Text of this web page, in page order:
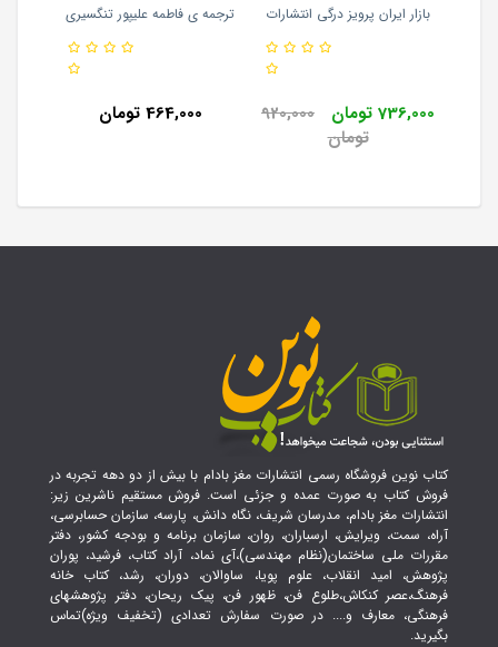
بازار ایران پرویز درگی انتشارات
بازاریابی
736,000 تومان
920,000
تومان
ترجمه ی فاطمه علیپور تنگسیری
انتشارات آموخته
464,000 تومان
کتاب نوین فروشگاه رسمی انتشارات مغز بادام با بیش از دو دهه تجربه در
فروش کتاب به صورت عمده و جزئی است. فروش مستقیم ناشرین زیر:
انتشارات مغز بادام، مدرسان شریف، نگاه دانش، پارسه، سازمان حسابرسی،
آراه، سمت، ویرایش، ارسباران، روان، سازمان برنامه و بودجه کشور، دفتر
مقررات ملی ساختمان(نظام مهندسی)،آی نماد، آراد کتاب، فرشید، پوران
پژوهش، امید انقلاب، علوم پویا، ساوالان، دوران، رشد، کتاب خانه
فرهنگ،عصر کنکاش،طلوع فن، ظهور فن، پیک ریحان، دفتر پژوهشهای
فرهنگی، معارف و.... در صورت سفارش تعدادی (تخفیف ویژه)تماس
بگیرید.